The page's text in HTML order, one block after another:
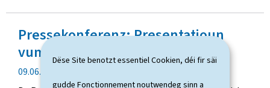
Dëse Site benotzt essentiel Cookien, déi fir säi
gudde Fonctionnement noutwendeg sinn a
e
h
u
n
Pressekonferenz: Presentatioun
vum Resilienzpak
V
e
09.06.2026